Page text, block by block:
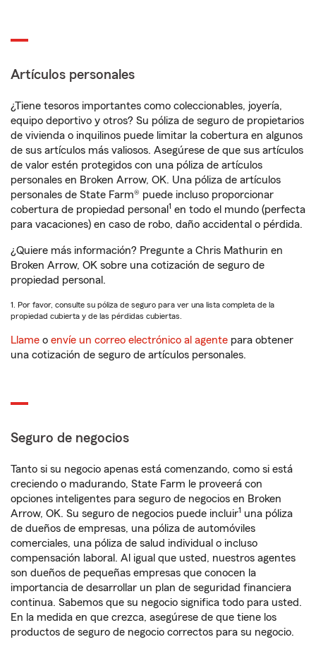
Artículos personales
¿Tiene tesoros importantes como coleccionables, joyería,
equipo deportivo y otros? Su póliza de seguro de propietarios
de vivienda o inquilinos puede limitar la cobertura en algunos
de sus artículos más valiosos. Asegúrese de que sus artículos
de valor estén protegidos con una póliza de artículos
personales en Broken Arrow, OK. Una póliza de artículos
personales de State Farm® puede incluso proporcionar
cobertura de propiedad personal 1 en todo el mundo (perfecta
para vacaciones) en caso de robo, daño accidental o pérdida.
¿Quiere más información? Pregunte a Chris Mathurin en
Broken Arrow, OK sobre una cotización de seguro de
propiedad personal.
1. Por favor, consulte su póliza de seguro para ver una lista completa de la
propiedad cubierta y de las pérdidas cubiertas.
Llame o envíe un correo electrónico al agente para obtener
una cotización de seguro de artículos personales.
Seguro de negocios
Tanto si su negocio apenas está comenzando, como si está
creciendo o madurando, State Farm le proveerá con
opciones inteligentes para seguro de negocios en Broken
Arrow, OK. Su seguro de negocios puede incluir1 una póliza
de dueños de empresas, una póliza de automóviles
comerciales, una póliza de salud individual o incluso
compensación laboral. Al igual que usted, nuestros agentes
son dueños de pequeñas empresas que conocen la
importancia de desarrollar un plan de seguridad financiera
continua. Sabemos que su negocio significa todo para usted.
En la medida en que crezca, asegúrese de que tiene los
productos de seguro de negocio correctos para su negocio.